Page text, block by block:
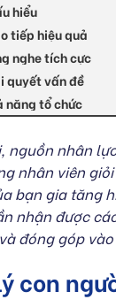
hiểu
tiếp hiệu quả
nghe tích cực
quyết vấn đề
năng tổ chức
nguồn nhân
nhân viên
bạn gia tăng
nhận được
đóng góp
con